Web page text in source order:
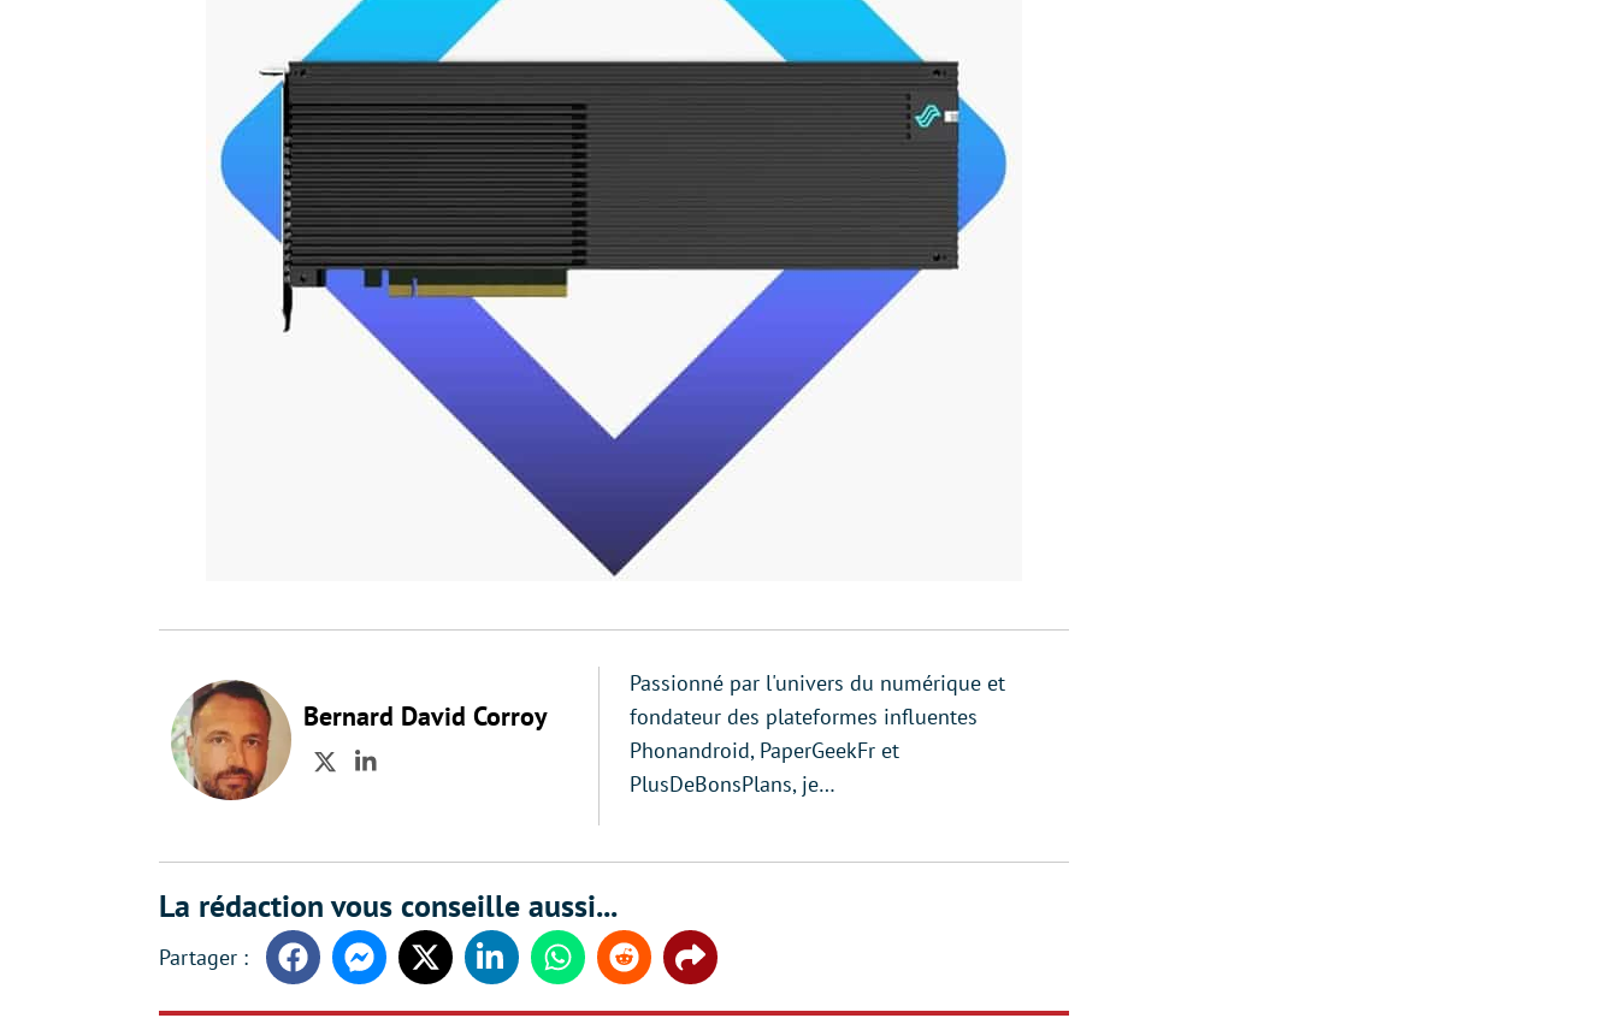
Bernard David Corroy
TwitterLinkedIn
Passionné par l'univers du numérique et
fondateur des plateformes influentes
Phonandroid, PaperGeekFr et
PlusDeBonsPlans, je…
La rédaction vous conseille aussi...
FacebookMessengerTwitter LinkedinWhatsappReddit Share